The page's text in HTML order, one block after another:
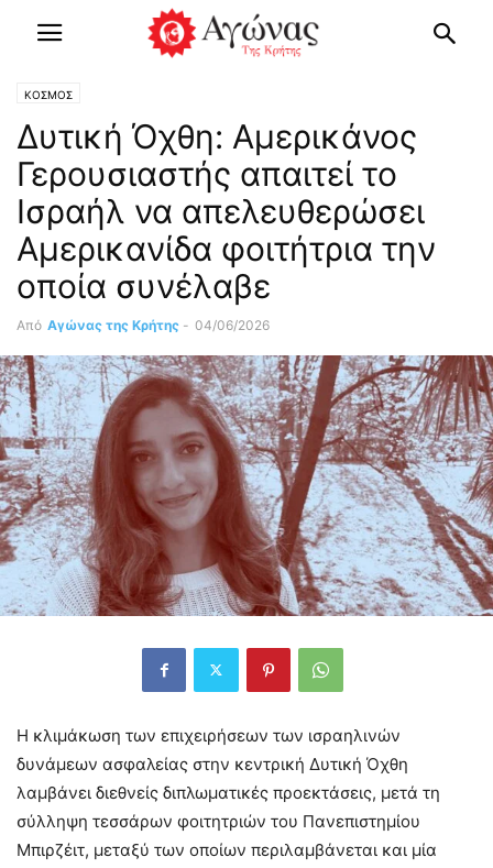
ΚΟΣΜΟΣ
Δυτική Όχθη: Αμερικάνος
Γερουσιαστής απαιτεί το
Ισραήλ να απελευθερώσει
Αμερικανίδα φοιτήτρια την
οποία συνέλαβε
Από Αγώνας της Κρήτης - 04/06/2026
Η κλιμάκωση των επιχειρήσεων των ισραηλινών
δυνάμεων ασφαλείας στην κεντρική Δυτική Όχθη
λαμβάνει διεθνείς διπλωματικές προεκτάσεις, μετά τη
σύλληψη τεσσάρων φοιτητριών του Πανεπιστημίου
Μπιρζέιτ, μεταξύ των οποίων περιλαμβάνεται και μία